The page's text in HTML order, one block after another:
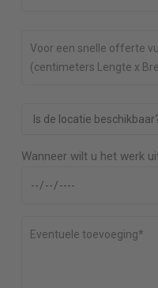
Wanneer wilt u het werk